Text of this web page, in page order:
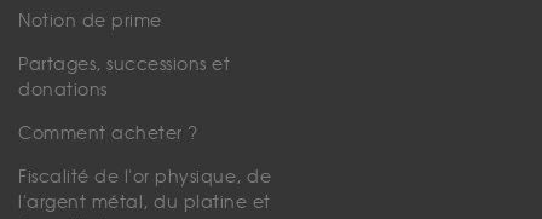
Notion de prime
Partages, successions et
donations
Comment acheter ?
Fiscalité de l'or physique, de
l'argent métal, du platine et